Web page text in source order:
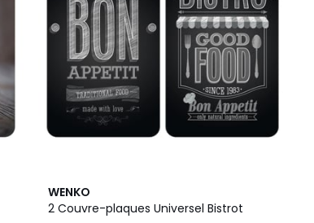
WENKO
2 Couvre-plaques Universel Bistrot